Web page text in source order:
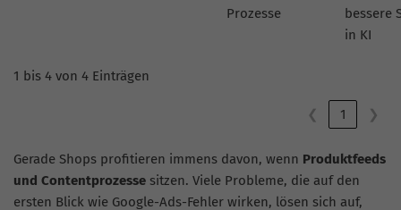
Prozesse
bessere
in KI
1 bis 4 von 4 Einträgen
❮ 1 ❯
Gerade Shops profitieren immens davon, wenn Produktfeeds
und Contentprozesse sitzen. Viele Probleme, die auf den
ersten Blick wie Google-Ads-Fehler wirken, lösen sich auf,